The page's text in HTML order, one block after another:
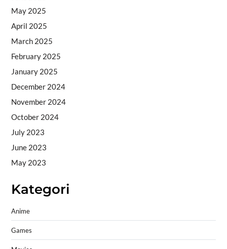
May 2025
April 2025
March 2025
February 2025
January 2025
December 2024
November 2024
October 2024
July 2023
June 2023
May 2023
Kategori
Anime
Games